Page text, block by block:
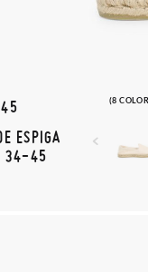
(8
45
ESPIGA
34-45